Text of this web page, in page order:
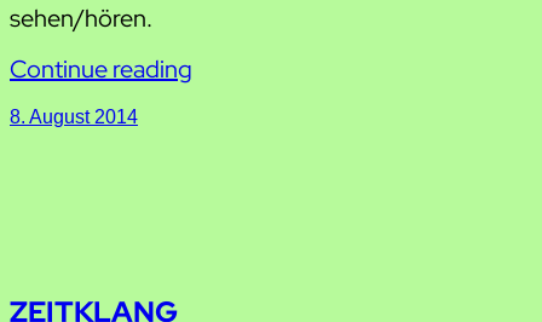
sehen/hören.
Continue reading
8. August 2014
ZEITKLANG